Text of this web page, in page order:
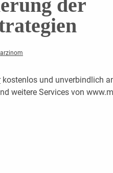
der
kostenlos und unverbindlich
weitere Services von